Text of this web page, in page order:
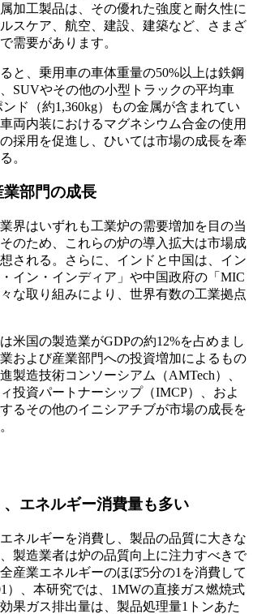
加工製品は、その優れた強度と耐久性に
スケア、航空、建設、建築など、さまざ
需要があります。
と、乗用車の車体重量の50%以上は鉄鋼
SUVやその他の小型トラックの平均車
ド（約1,360kg）もの金属が含まれてい
両内装におけるマグネシウム合金の使用
採用を促進し、ひいては市場の成長を牽
。
部門の成長
界はいずれも工業炉の需要増加を目の当
のため、これらの炉の導入拡大は市場成
される。さらに、インドと中国は、イン
イン・インディア」や中国政府の「MIC
な取り組みにより、世界有数の工業拠点
米国の製造業がGDPの約12%を占めまし
および産業部門への投資増加によるもの
製造技術コンソーシアム（AMTech）、
投資パートナーシップ（IMCP）、およ
るその他のイニシアチブが市場の成長を
エネルギー消費量も多い
ネルギーを消費し、製品の品質に大きな
製造業者は炉の品質向上に注力すべきで
産業エネルギーのほぼ5分の1を消費して
）、本研究では、1MWの直接ガス燃焼式
果ガス排出量は、製品処理量1トンあた